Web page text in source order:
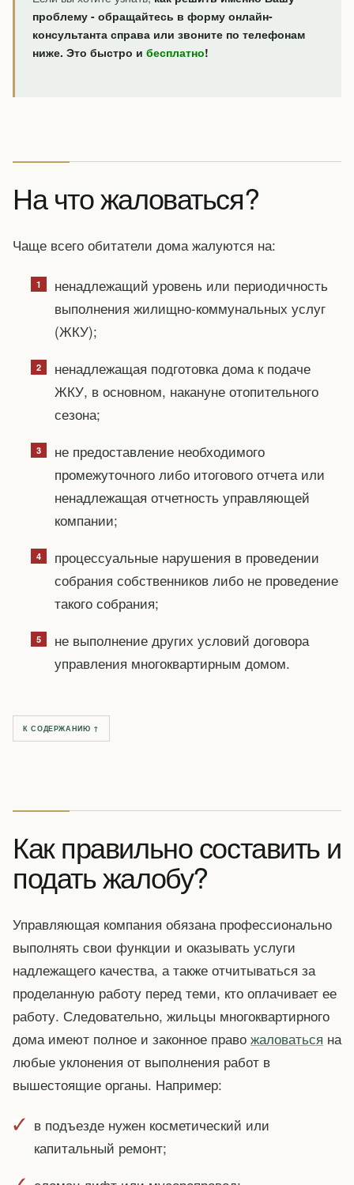
проблему - обращайтесь в форму онлайн-
консультанта справа или звоните по телефонам
ниже. Это быстро и бесплатно!
На что жаловаться?
Чаще всего обитатели дома жалуются на:
ненадлежащий уровень или периодичность
выполнения жилищно-коммунальных услуг
(ЖКУ);
ненадлежащая подготовка дома к подаче
ЖКУ, в основном, накануне отопительного
сезона;
не предоставление необходимого
промежуточного либо итогового отчета или
ненадлежащая отчетность управляющей
компании;
процессуальные нарушения в проведении
собрания собственников либо не проведение
такого собрания;
не выполнение других условий договора
управления многоквартирным домом.
К СОДЕРЖАНИЮ ↑
Как правильно составить и
подать жалобу?
Управляющая компания обязана профессионально
выполнять свои функции и оказывать услуги
надлежащего качества, а также отчитываться за
проделанную работу перед теми, кто оплачивает ее
работу. Следовательно, жильцы многоквартирного
дома имеют полное и законное право жаловаться на
любые уклонения от выполнения работ в
вышестоящие органы. Например:
в подъезде нужен косметический или
капитальный ремонт;